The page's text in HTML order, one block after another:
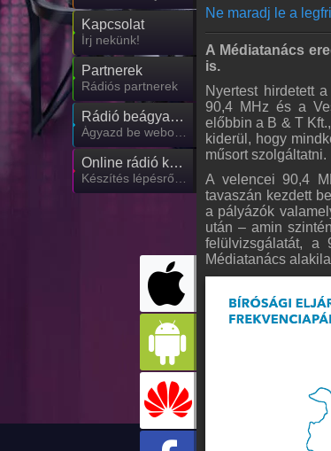
Kapcsolat
Írj nekünk!
Partnerek
Rádiós partnerek
Rádió beágyazás
Online rádió készítés
Ne maradj le a
A Médiatanács
is.
Nyertest hirdetett
90,4 MHz és a
előbbin a B & T
kiderül, hogy
műsort szolgáltatni.
A velencei 90,4
tavaszán kezdett
a pályázók
után – amin
felülvizsgálatát,
Médiatanács